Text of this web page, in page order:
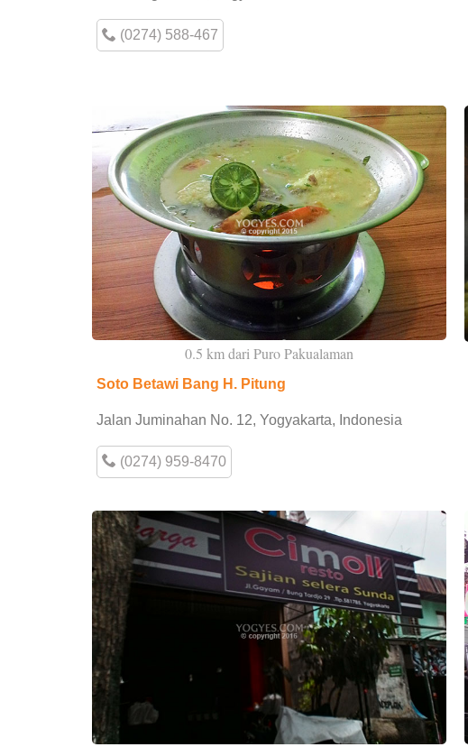
(0274) 588-467
0.5 km dari Puro Pakualaman
Soto Betawi Bang H. Pitung
Jalan Juminahan No. 12, Yogyakarta, Indonesia
(0274) 959-8470